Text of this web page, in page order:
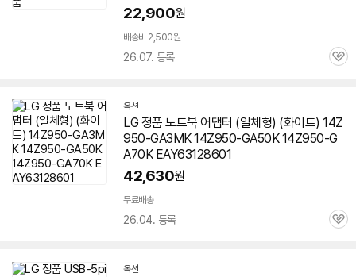
22,900원
배송비 2,500원
26.07. 등록
관
옥션
LG 정품 노트북 어댑터 (일체형) (화이트) 14Z
950-GA3MK 14Z950-GA50K 14Z950-G
A70K EAY63128601
42,630원
무료배송
26.04. 등록
관
옥션